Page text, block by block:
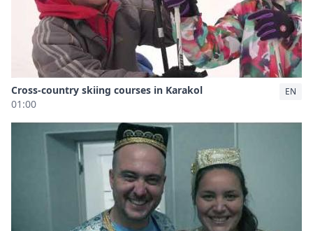
Cross-country skiing courses in Karakol
01:00
EN